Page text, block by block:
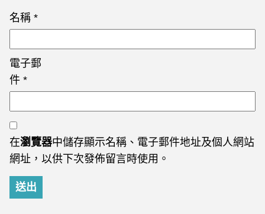
名稱 *
電子郵
件 *
在瀏覽器中儲存顯示名稱、電子郵件地址及個人網站
網址，以供下次發佈留言時使用。